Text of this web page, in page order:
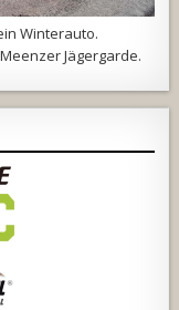
Winterauto.
Meenzer Jägergarde.